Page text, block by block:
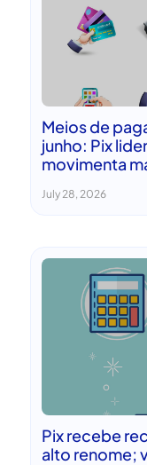
Meios de
junho: Pix
movimenta
July 28, 2026
Pix recebe
alto renome;